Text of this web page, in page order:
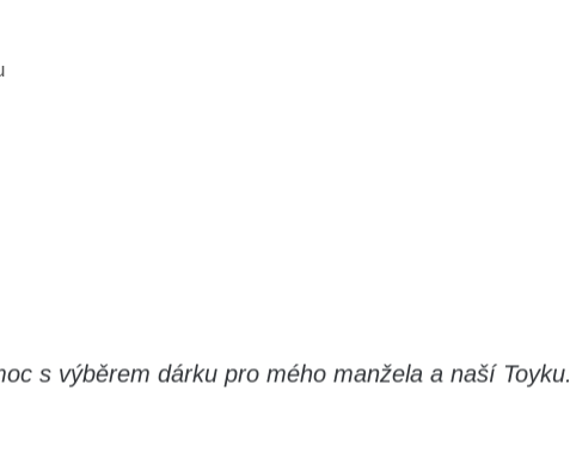
s výběrem dárku pro mého manžela a naší Toyku.